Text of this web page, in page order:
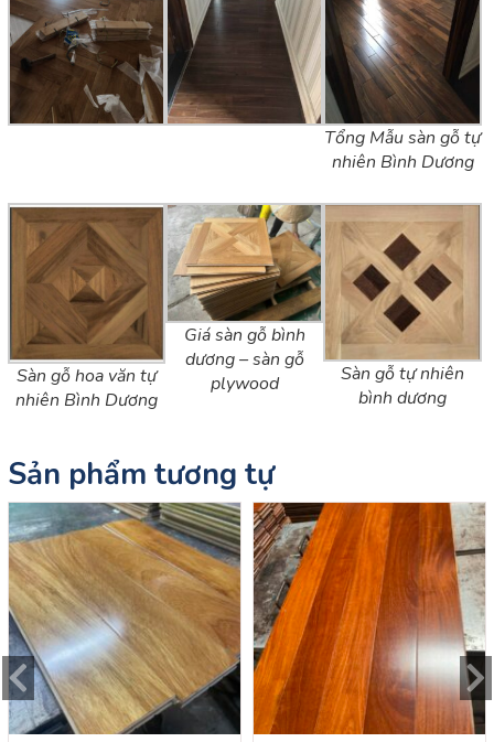
Tổng Mẫu sàn gỗ tự
nhiên Bình Dương
Sàn gỗ hoa văn tự
nhiên Bình Dương
Giá sàn gỗ bình
dương – sàn gỗ
plywood
Sàn gỗ tự nhiên
bình dương
Sản phẩm tương tự